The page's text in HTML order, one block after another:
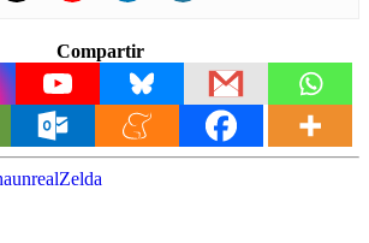
Compartir
unrealZelda